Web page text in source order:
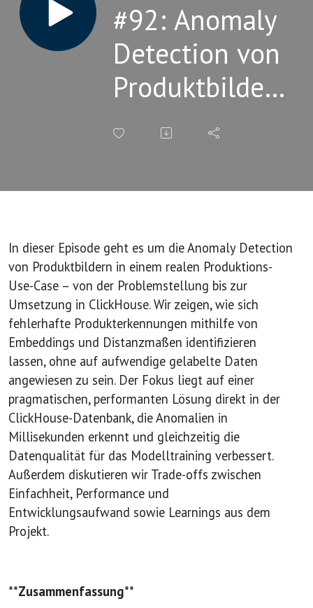
#92: Anomaly
Detection von
Produktbildern
mit
In dieser Episode geht es um die Anomaly Detection
von Produktbildern in einem realen Produktions-
Use-Case – von der Problemstellung bis zur
Umsetzung in ClickHouse. Wir zeigen, wie sich
fehlerhafte Produkterkennungen mithilfe von
Embeddings und Distanzmaßen identifizieren
lassen, ohne auf aufwendige gelabelte Daten
angewiesen zu sein. Der Fokus liegt auf einer
pragmatischen, performanten Lösung direkt in der
ClickHouse-Datenbank, die Anomalien in
Millisekunden erkennt und gleichzeitig die
Datenqualität für das Modelltraining verbessert.
Außerdem diskutieren wir Trade-offs zwischen
Einfachheit, Performance und
Entwicklungsaufwand sowie Learnings aus dem
Projekt.
**Zusammenfassung**